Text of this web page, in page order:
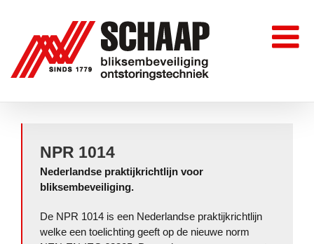
content
NPR 1014
Nederlandse praktijkrichtlijn voor
bliksembeveiliging.
De NPR 1014 is een Nederlandse praktijkrichtlijn
welke een toelichting geeft op de nieuwe norm